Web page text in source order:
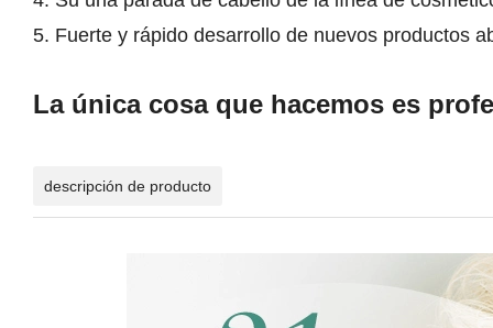
5. Fuerte y rápido desarrollo de nuevos productos
La única cosa que hacemos es
descripción de producto